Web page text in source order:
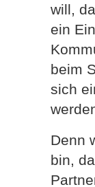
will,
ein
beim
sich
Denn
bin,